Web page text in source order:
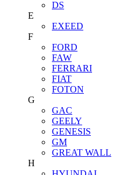
DS
E
EXEED
F
FORD
FAW
FERRARI
FIAT
FOTON
G
GAC
GEELY
GENESIS
GM
GREAT WALL
H